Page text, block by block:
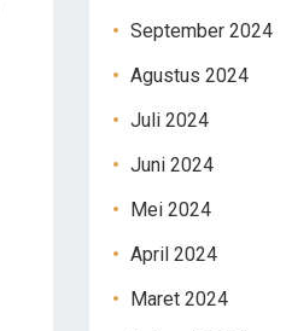
September 2024
Agustus 2024
Juli 2024
Juni 2024
Mei 2024
April 2024
Maret 2024